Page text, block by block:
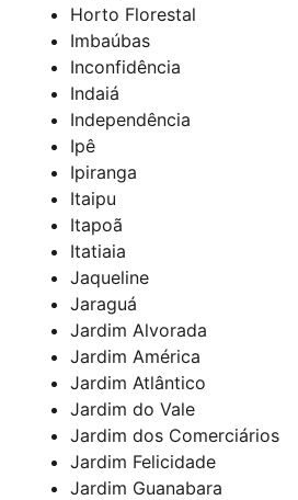
Horto Florestal
Imbaúbas
Inconfidência
Indaiá
Independência
Ipê
Ipiranga
Itaipu
Itapoã
Itatiaia
Jaqueline
Jaraguá
Jardim Alvorada
Jardim América
Jardim Atlântico
Jardim do Vale
Jardim dos Comerciários
Jardim Felicidade
Jardim Guanabara